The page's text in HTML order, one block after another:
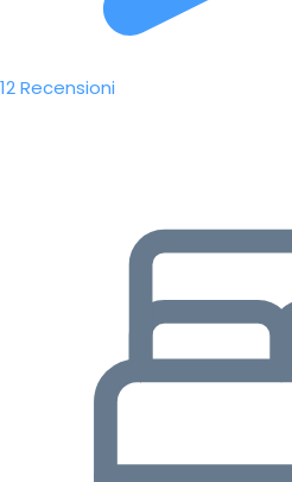
12 Recensioni